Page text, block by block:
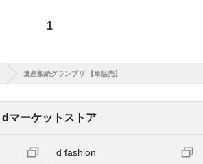
1
遺産相続グランプリ 【単話売】
dマーケットストア
d fashion